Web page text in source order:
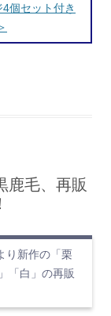
4個セット付き
鹿毛、再販
り新作の「栗
「白」の再販